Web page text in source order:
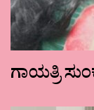
ಗಾಯತ್ರಿ